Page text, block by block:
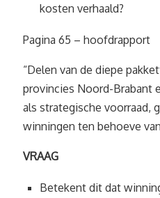
kosten verhaald?
Pagina 65 – hoofdrapport
“Delen van de diepe
provincies Noord-Brabant
als strategische voorraad,
winningen ten behoeve
VRAAG
Betekent dit dat